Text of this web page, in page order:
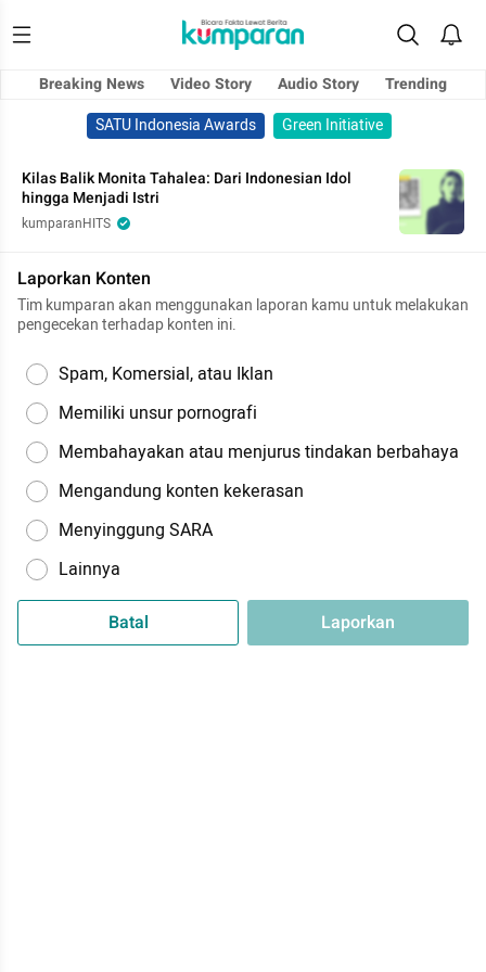
Breaking News Video Story Audio Story
Trending
SATU Indonesia Awards
Green Initiative
Kilas Balik Monita Tahalea: Dari Indonesian Idol
hingga Menjadi Istri
kumparanHITS
Laporkan Konten
Tim kumparan akan menggunakan laporan kamu untuk melakukan
pengecekan terhadap konten ini.
Spam, Komersial, atau Iklan
Memiliki unsur pornografi
Membahayakan atau menjurus tindakan berbahaya
Mengandung konten kekerasan
Menyinggung SARA
Lainnya
Batal Laporkan